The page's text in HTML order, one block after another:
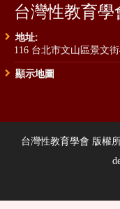
台灣性教育學
地址:
116 台北市文山區景文
顯示地圖
台灣性教育學會 版權